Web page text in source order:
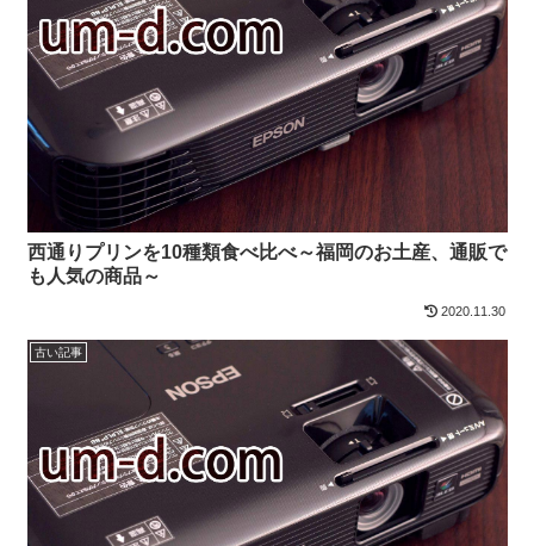
西通りプリンを10種類食べ比べ～福岡のお土産、通販で
も人気の商品～
2020.11.30
古い記事